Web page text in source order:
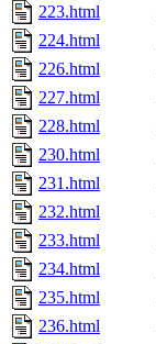
223.html
224.html
226.html
227.html
228.html
230.html
231.html
232.html
233.html
234.html
235.html
236.html